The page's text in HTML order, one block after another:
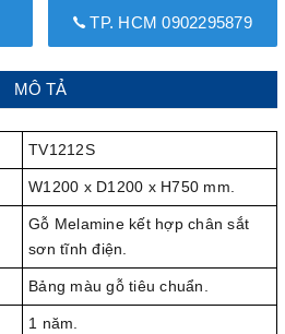
TP. HCM 0902295879
MÔ TẢ
TV1212S
W1200 x D1200 x H750 mm.
Gỗ Melamine kết hợp chân sắt
sơn tĩnh điện.
Bảng màu gỗ tiêu chuẩn.
1 năm.